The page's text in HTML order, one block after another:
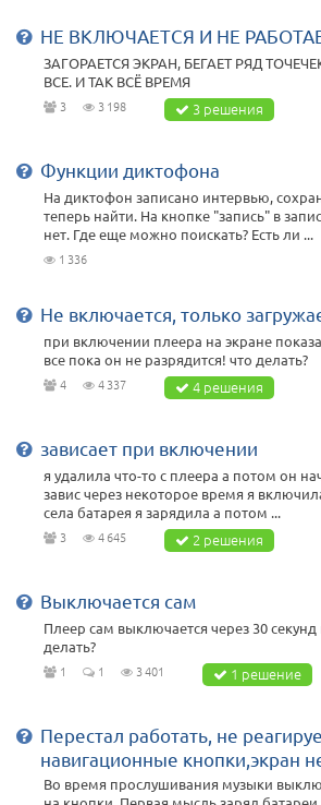
НЕ ВКЛЮЧАЕТСЯ И НЕ
ЗАГОРАЕТСЯ ЭКРАН, БЕГАЕТ РЯД
ВСЕ. И ТАК ВСЁ ВРЕМЯ
3 3 198 3 решения
Функции диктофона
На диктофон записано интервью,
теперь найти. На кнопке "запись" в
нет. Где еще можно поискать? Есть ли ...
1 336
Не включается, только
при включении плеера на экране
все пока он не разрядится! что делать?
4 4 337 4 решения
зависает при включении
я удалила что-то с плеера а потом он
завис через некоторое время я
села батарея я зарядила а потом ...
3 4 645 2 решения
Выключается сам
Плеер сам выключается через 30
делать?
1 1 3 401 1 решение
Перестал работать, не
навигационные кнопки,экран
Во время прослушивания музыки